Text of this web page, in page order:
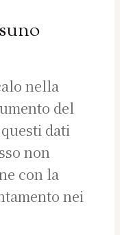
nella
del
dati
non
con la
nei